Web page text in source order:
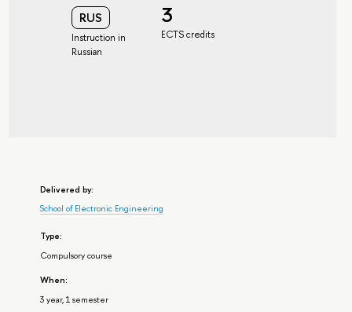
RUS
Instruction in
Russian
3
ECTS credits
Delivered by:
School of Electronic Engineering
Type:
Compulsory course
When:
3 year, 1 semester